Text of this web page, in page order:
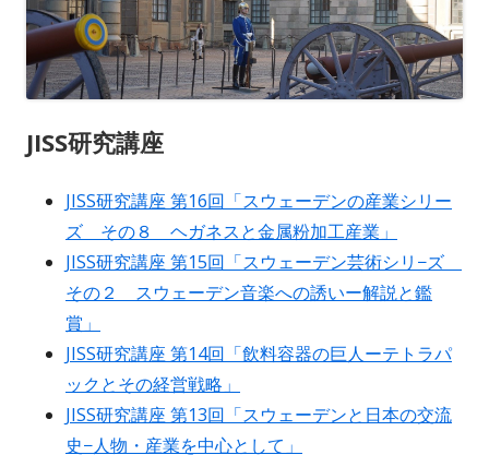
JISS研究講座
JISS研究講座 第16回「スウェーデンの産業シリー
ズ その８ ヘガネスと金属粉加工産業」
JISS研究講座 第15回「スウェーデン芸術シリ−ズ
その２ スウェーデン音楽への誘いー解説と鑑
賞」
JISS研究講座 第14回「飲料容器の巨人ーテトラパ
ックとその経営戦略」
JISS研究講座 第13回「スウェーデンと日本の交流
史−人物・産業を中心として」